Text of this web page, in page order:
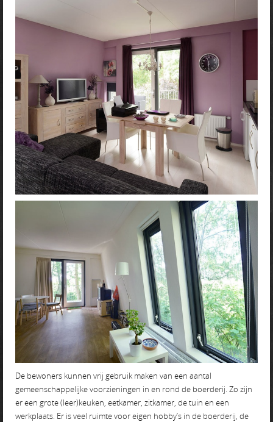
De bewoners kunnen vrij gebruik maken van een aantal
gemeenschappelijke voorzieningen in en rond de boerderij. Zo zijn
er een grote (leer)keuken, eetkamer, zitkamer, de tuin en een
werkplaats. Er is veel ruimte voor eigen hobby’s in de boerderij, de